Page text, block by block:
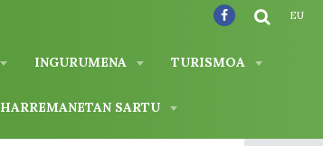
INGURUMENA TURISMOA
HARREMANETAN SARTU
EU